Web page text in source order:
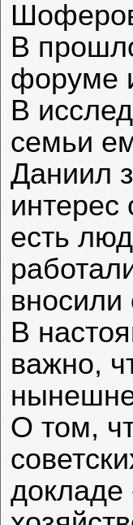
В
форуме
В
семьи
Даниил
интерес
есть
В
важно,
О том,
докладе